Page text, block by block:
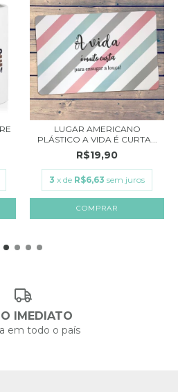
LUGAR AMERICANO
PLÁSTICO A VIDA É CURTA...
R$19,90
3 x de R$6,63 sem juros
IMEDIATO
em todo o país